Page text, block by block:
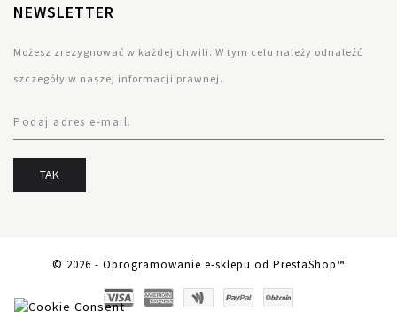
NEWSLETTER
Możesz zrezygnować w każdej chwili. W tym celu należy odnaleźć
szczegóły w naszej informacji prawnej.
© 2026 - Oprogramowanie e-sklepu od PrestaShop™